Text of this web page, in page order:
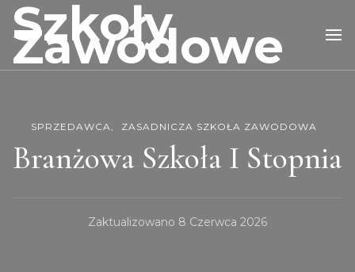
Szkoły
Zawodowe
SPRZEDAWCA ZASADNICZA SZKOŁA ZAWODOWA
Branżowa Szkoła I Stopnia
Zaktualizowano 8 Czerwca 2026